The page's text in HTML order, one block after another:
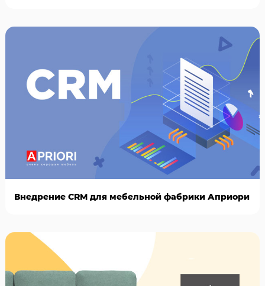
Внедрение CRM для мебельной фабрики Априори